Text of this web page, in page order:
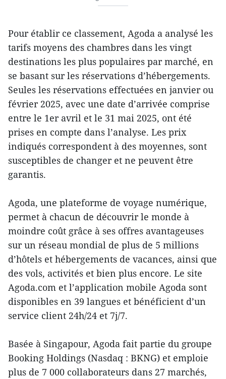
Pour établir ce classement, Agoda a analysé les
tarifs moyens des chambres dans les vingt
destinations les plus populaires par marché, en
se basant sur les réservations d’hébergements.
Seules les réservations effectuées en janvier ou
février 2025, avec une date d’arrivée comprise
entre le 1er avril et le 31 mai 2025, ont été
prises en compte dans l’analyse. Les prix
indiqués correspondent à des moyennes, sont
susceptibles de changer et ne peuvent être
garantis.
Agoda, une plateforme de voyage numérique,
permet à chacun de découvrir le monde à
moindre coût grâce à ses offres avantageuses
sur un réseau mondial de plus de 5 millions
d’hôtels et hébergements de vacances, ainsi que
des vols, activités et bien plus encore. Le site
Agoda.com et l’application mobile Agoda sont
disponibles en 39 langues et bénéficient d’un
service client 24h/24 et 7j/7.
Basée à Singapour, Agoda fait partie du groupe
Booking Holdings (Nasdaq : BKNG) et emploie
plus de 7 000 collaborateurs dans 27 marchés,